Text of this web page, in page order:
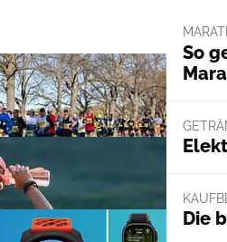
So
Die